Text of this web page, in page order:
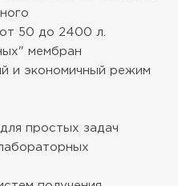
50 до 2400 л.
мембран
и экономичный режим
простых задач